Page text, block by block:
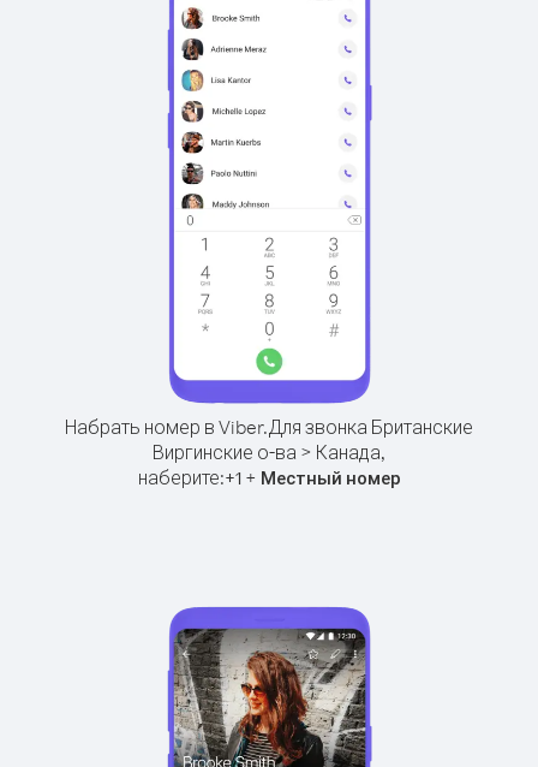
Набрать номер в Viber.Для звонка Британские
Виргинские о-ва > Канада,
наберите:+1+ Местный номер